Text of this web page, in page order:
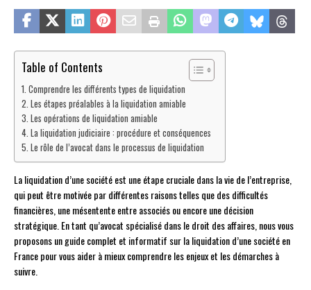
Table of Contents
Comprendre les différents types de liquidation
Les étapes préalables à la liquidation amiable
Les opérations de liquidation amiable
La liquidation judiciaire : procédure et conséquences
Le rôle de l’avocat dans le processus de liquidation
La liquidation d’une société est une étape cruciale dans la vie de l’entreprise,
qui peut être motivée par différentes raisons telles que des difficultés
financières, une mésentente entre associés ou encore une décision
stratégique. En tant qu’avocat spécialisé dans le droit des affaires, nous vous
proposons un guide complet et informatif sur la liquidation d’une société en
France pour vous aider à mieux comprendre les enjeux et les démarches à
suivre.